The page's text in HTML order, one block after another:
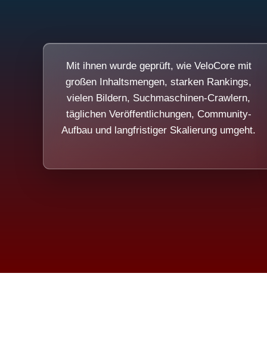
Mit ihnen wurde geprüft, wie VeloCore mit
großen Inhaltsmengen, starken Rankings,
vielen Bildern, Suchmaschinen-Crawlern,
täglichen Veröffentlichungen, Community-
Aufbau und langfristiger Skalierung umgeht.